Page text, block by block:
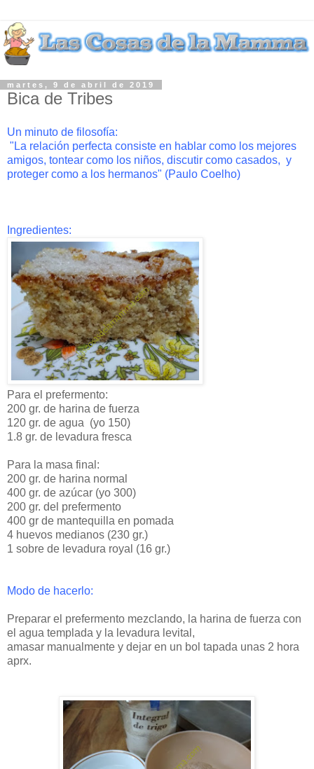
martes, 9 de abril de 2019
Bica de Tribes
Un minuto de filosofía:
"La relación perfecta consiste en hablar como los mejores
amigos, tontear como los niños, discutir como casados, y
proteger como a los hermanos" (Paulo Coelho)
Ingredientes:
Para el prefermento:
200 gr. de harina de fuerza
120 gr. de agua (yo 150)
1.8 gr. de levadura fresca
Para la masa final:
200 gr. de harina normal
400 gr. de azúcar (yo 300)
200 gr. del prefermento
400 gr de mantequilla en pomada
4 huevos medianos (230 gr.)
1 sobre de levadura royal (16 gr.)
Modo de hacerlo:
Preparar el prefermento mezclando, la harina de fuerza con
el agua templada y la levadura levital,
amasar manualmente y dejar en un bol tapada unas 2 hora
aprx.